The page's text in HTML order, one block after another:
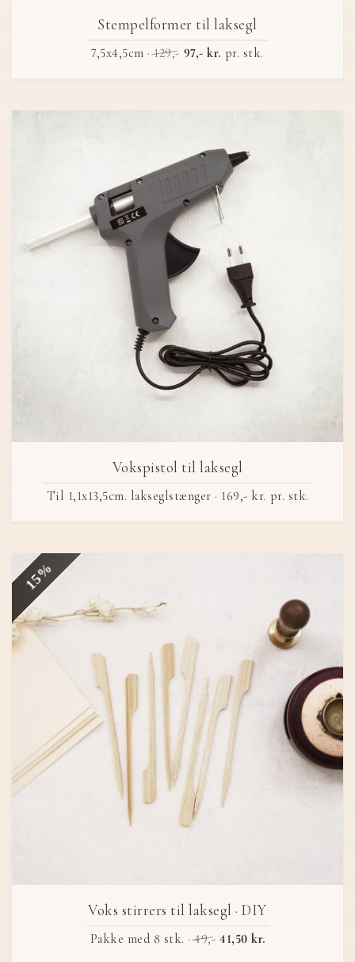
Stempelformer til laksegl
7,5x4,5cm ·129,- 97,- kr. pr. stk.
Vokspistol til laksegl
Til 1,1x13,5cm. lakseglstænger · 169,- kr. pr. stk.
15%
Voks stirrers til laksegl · DIY
Pakke med 8 stk. ·49,- 41,50 kr.